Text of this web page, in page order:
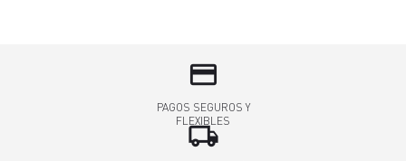
credit_card
PAGOS SEGUROS Y
FLEXIBLES
local_shipping